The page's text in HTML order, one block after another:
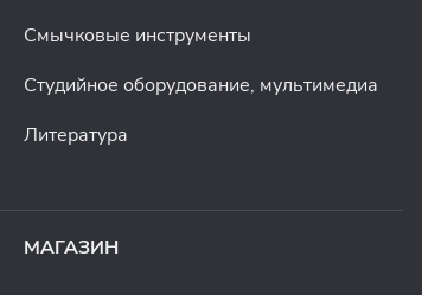
Смычковые инструменты
Студийное оборудование, мультимедиа
Литература
МАГАЗИН